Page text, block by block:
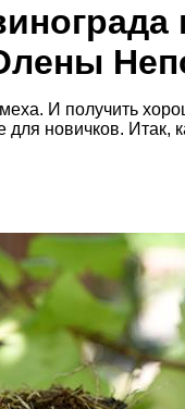
И получить
новичков. Итак,